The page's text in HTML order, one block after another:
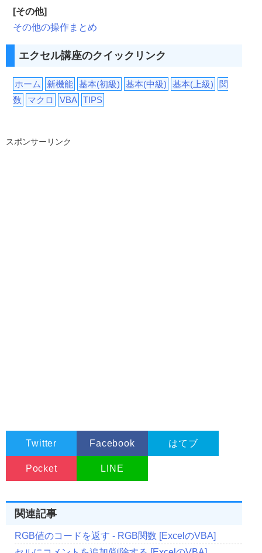
[その他]
その他の操作まとめ
エクセル講座のクイックリンク
ホーム 新機能 基本(初級) 基本(中級) 基本(上級)
関
数
マクロ VBA TIPS
スポンサーリンク
Twitter Facebook はてブ
Pocket LINE
関連記事
RGB値のコードを返す - RGB関数 [ExcelのVBA]